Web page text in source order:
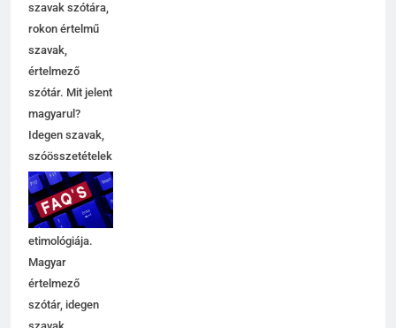
szavak szótára,
rokon értelmű
szavak,
értelmező
szótár. Mit jelent
magyarul?
Idegen szavak,
szóösszetételek
jelentése,
magyarázata,
használata,
etimológiája.
Magyar
értelmező
szótár, idegen
5
6
7